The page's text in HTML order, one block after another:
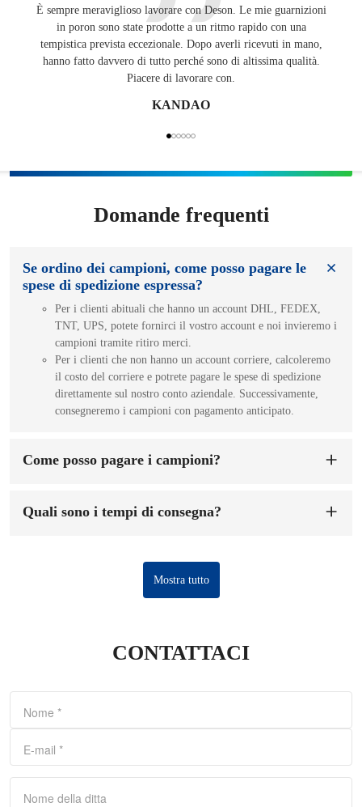
È sempre meraviglioso lavorare con Deson. Le mie guarnizioni
in poron sono state prodotte a un ritmo rapido con una
tempistica prevista eccezionale. Dopo averli ricevuti in mano,
hanno fatto davvero di tutto perché sono di altissima qualità.
Piacere di lavorare con.
KANDAO
Domande frequenti
Se ordino dei campioni, come posso pagare le
spese di spedizione espressa?
Per i clienti abituali che hanno un account DHL, FEDEX,
TNT, UPS, potete fornirci il vostro account e noi invieremo i
campioni tramite ritiro merci.
Per i clienti che non hanno un account corriere, calcoleremo
il costo del corriere e potrete pagare le spese di spedizione
direttamente sul nostro conto aziendale. Successivamente,
consegneremo i campioni con pagamento anticipato.
Come posso pagare i campioni?
te. Il tempo di preparazione del campione sarà di 1-7 giorni
Quali sono i tempi di consegna?
Mostra tutto
CONTATTACI
Nome *
E-mail *
Nome della ditta